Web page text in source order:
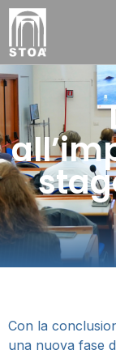
Con la
una nuova fase